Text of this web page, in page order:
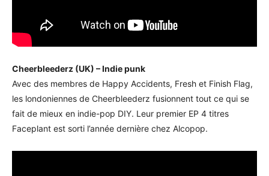
Cheerbleederz (UK) – Indie punk
Avec des membres de Happy Accidents, Fresh et Finish Flag,
les londoniennes de Cheerbleederz fusionnent tout ce qui se
fait de mieux en indie-pop DIY. Leur premier EP 4 titres
Faceplant est sorti l’année dernière chez Alcopop.